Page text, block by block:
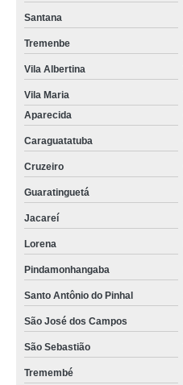
Santana
Tremenbe
Vila Albertina
Vila Maria
Aparecida
Caraguatatuba
Cruzeiro
Guaratinguetá
Jacareí
Lorena
Pindamonhangaba
Santo Antônio do Pinhal
São José dos Campos
São Sebastião
Tremembé